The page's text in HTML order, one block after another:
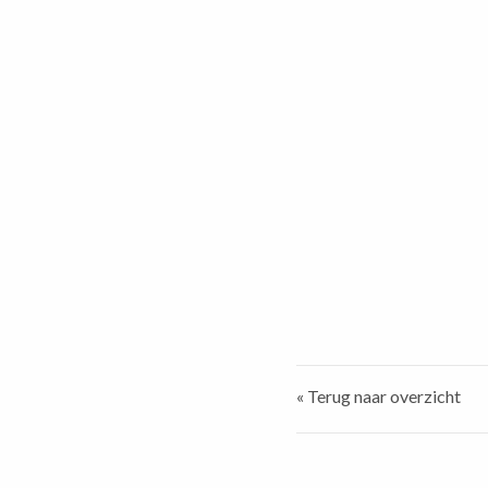
« Terug naar overzicht